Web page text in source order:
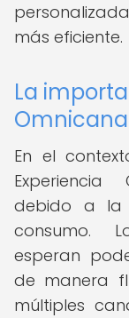
más eficiente.
La
En el
debido a la
consumo.
esperan
de manera
múltiples